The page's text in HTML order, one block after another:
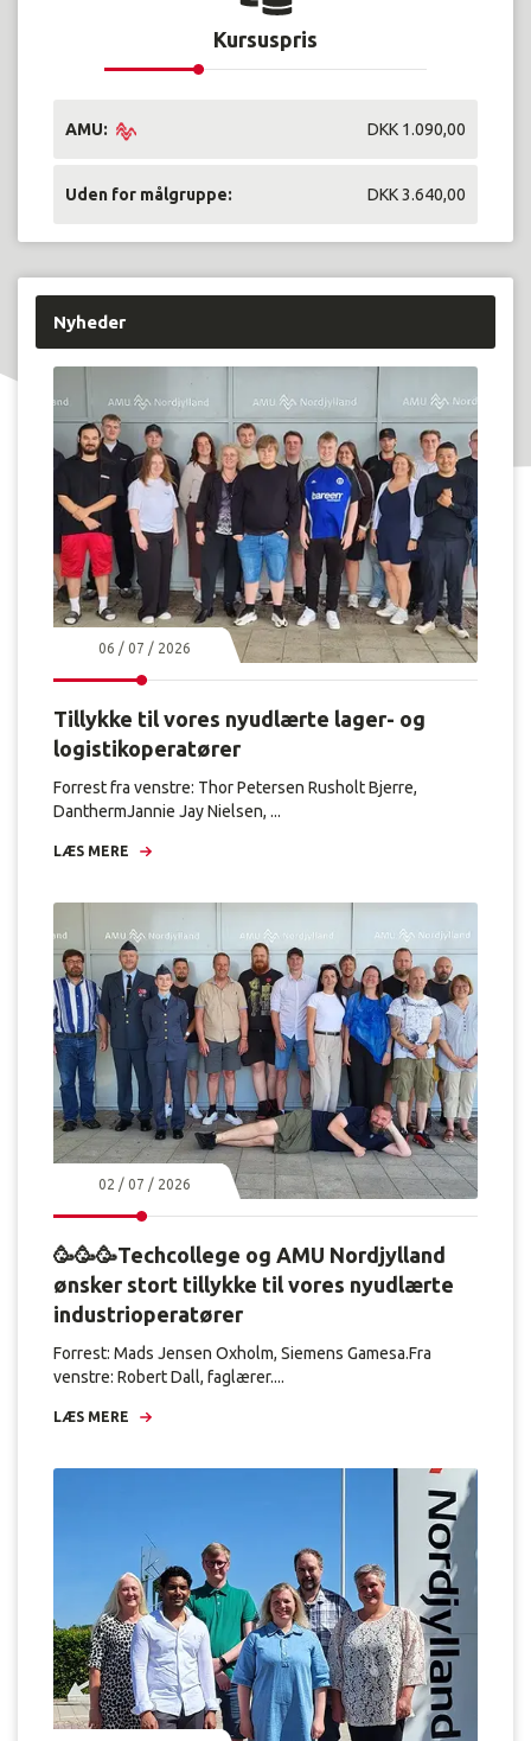
Kursuspris
AMU: DKK 1.090,00
Uden for målgruppe: DKK 3.640,00
Nyheder
06 / 07 / 2026
Tillykke til vores nyudlærte lager- og
logistikoperatører
Forrest fra venstre: Thor Petersen Rusholt Bjerre,
DanthermJannie Jay Nielsen, ...
LÆS MERE
02 / 07 / 2026
🥳🥳🥳Techcollege og AMU Nordjylland
ønsker stort tillykke til vores nyudlærte
industrioperatører
Forrest: Mads Jensen Oxholm, Siemens Gamesa.Fra
venstre: Robert Dall, faglærer....
LÆS MERE